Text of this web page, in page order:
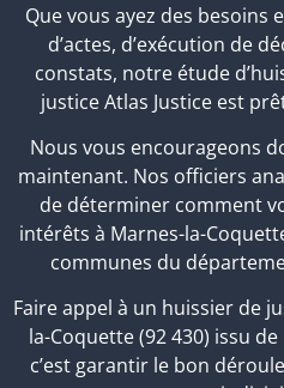
Que vous ayez des besoins
d’actes, d’exécution de
constats, notre étude
justice Atlas Justice est
Nous vous encourageons
maintenant. Nos officiers
de déterminer comment
intérêts à Marnes-la-
communes du
Faire appel à un huissier de
la-Coquette (92 430) issu
c’est garantir le bon